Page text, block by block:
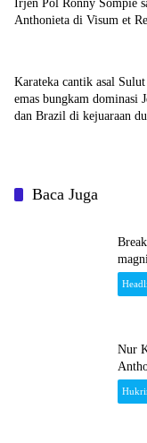
Irjen Pol Ronny Sompie
Anthonieta di Visum et
Karateka cantik asal
emas bungkam dominasi
dan Brazil di kejuaraan
Baca Juga
Nur